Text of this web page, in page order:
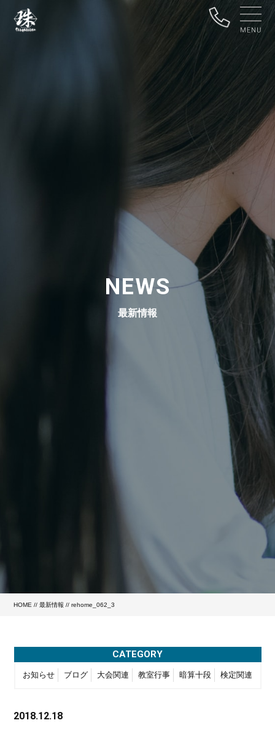
NEWS
最新情報
HOME //最新情報 // rehome_062_3
CATEGORY
お知らせ ブログ 大会関連 教室行事 暗算十段 検定関連
2018.12.18